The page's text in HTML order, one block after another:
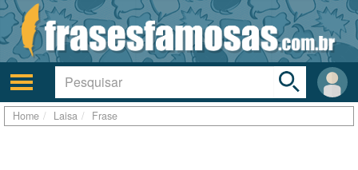
Ativar/desativar
a
navegação
Área
do
Toggle
search
bar
Home Laisa Frase